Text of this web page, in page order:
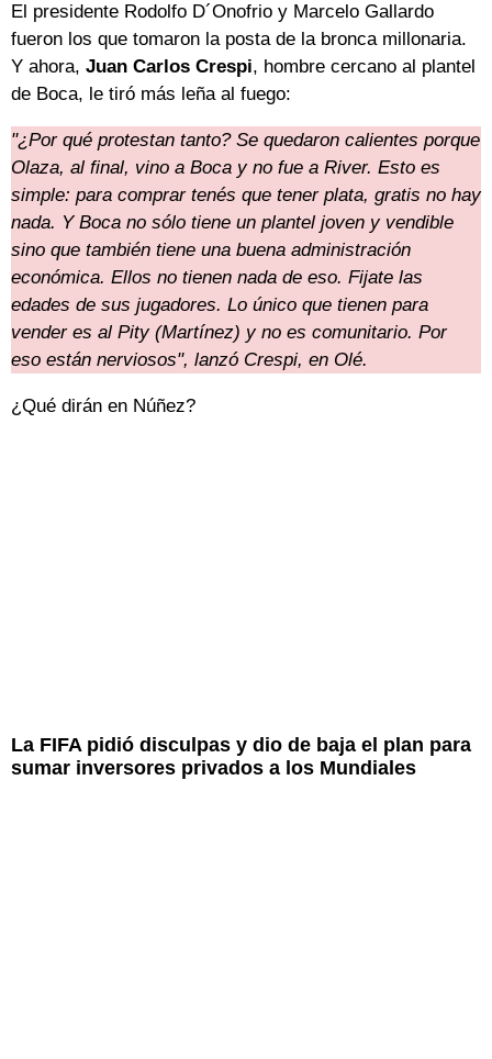
El presidente Rodolfo D´Onofrio y Marcelo Gallardo
fueron los que tomaron la posta de la bronca millonaria.
Y ahora, Juan Carlos Crespi, hombre cercano al plantel
de Boca, le tiró más leña al fuego:
"¿Por qué protestan tanto? Se quedaron calientes porque
Olaza, al final, vino a Boca y no fue a River. Esto es
simple: para comprar tenés que tener plata, gratis no hay
nada. Y Boca no sólo tiene un plantel joven y vendible
sino que también tiene una buena administración
económica. Ellos no tienen nada de eso. Fijate las
edades de sus jugadores. Lo único que tienen para
vender es al Pity (Martínez) y no es comunitario. Por
eso están nerviosos", lanzó Crespi, en Olé.
¿Qué dirán en Núñez?
La FIFA pidió disculpas y dio de baja el plan para
sumar inversores privados a los Mundiales